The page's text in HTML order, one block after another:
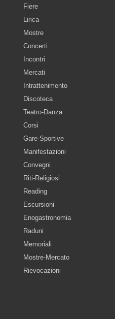
Fiere
Lirica
Mostre
Concerti
Incontri
Mercati
Intrattenimento
Discoteca
Teatro-Danza
Corsi
Gare-Sportive
Manifestazioni
Convegni
Riti-Religiosi
Reading
Escursioni
Enogastronomia
Raduni
Memoriali
Mostre-Mercato
Rievocazioni